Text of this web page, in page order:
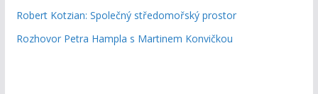
Robert Kotzian: Společný středomořský prostor
Rozhovor Petra Hampla s Martinem Konvičkou